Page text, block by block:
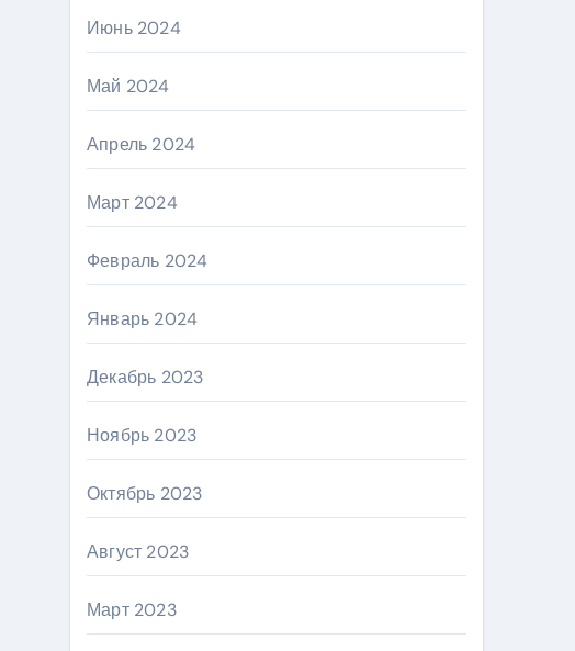
Июнь 2024
Май 2024
Апрель 2024
Март 2024
Февраль 2024
Январь 2024
Декабрь 2023
Ноябрь 2023
Октябрь 2023
Август 2023
Март 2023